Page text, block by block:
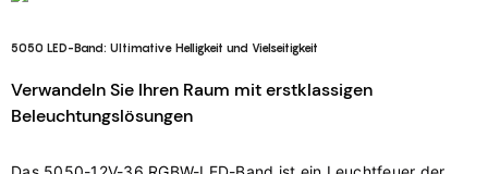
5050 LED-Band: Ultimative Helligkeit und Vielseitigkeit
Verwandeln Sie Ihren Raum mit erstklassigen
Beleuchtungslösungen